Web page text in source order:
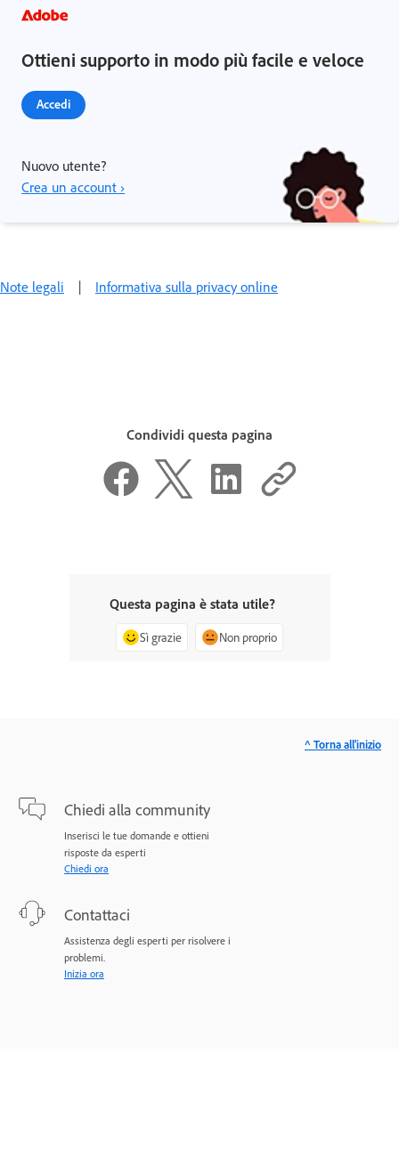
Ottieni supporto in modo più facile e veloce
Accedi
Nuovo utente?
Crea un account ›
Note legali | Informativa sulla privacy online
Condividi questa pagina
Questa pagina è stata utile?
Sì grazie Non proprio
Chiedi alla community
Inserisci le tue domande e ottieni
risposte da esperti
Chiedi ora
Contattaci
Assistenza degli esperti per risolvere i
problemi.
Inizia ora
^ Torna all'inizio